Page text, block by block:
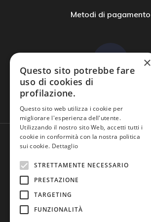
Metodi di pagamento
Domande frequenti
×
Questo sito potrebbe fare
uso di cookies di
profilazione.
Questo sito web utilizza i cookie per
migliorare l'esperienza dell'utente.
Utilizzando il nostro sito Web, accetti tutti i
cookie in conformità con la nostra politica
sui cookie. Dettaglio
STRETTAMENTE NECESSARIO
PRESTAZIONE
TARGETING
FUNZIONALITÀ